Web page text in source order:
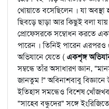
খোয়াতে বসেছিলেন । যা
ছিবড়ে ছাড়া আর কিছুই বলা
প্রোফেসরকে সম্বোধন করতে
পারেন । তিনিই পারেন এরপরও
অভিযানে যেতে (একশৃঙ্গ
সম্বন্ধে তাঁর অসাধারণ জ্ঞান,
জানতুম !" অবিনাশবাবু
ইতিহাস সমন্ধেও বিশেষ
"সাহেব বন্ধুদের" সঙ্গে